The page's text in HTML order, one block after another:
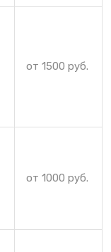
от 1500 руб.
от 1000 руб.